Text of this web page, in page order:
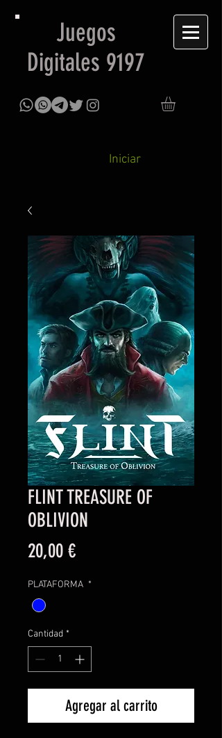
Juegos
Digitales 9197
Iniciar
FLINT TREASURE OF
OBLIVION
20,00 €Precio
PLATAFORMA *
Cantidad *
Agregar al carrito